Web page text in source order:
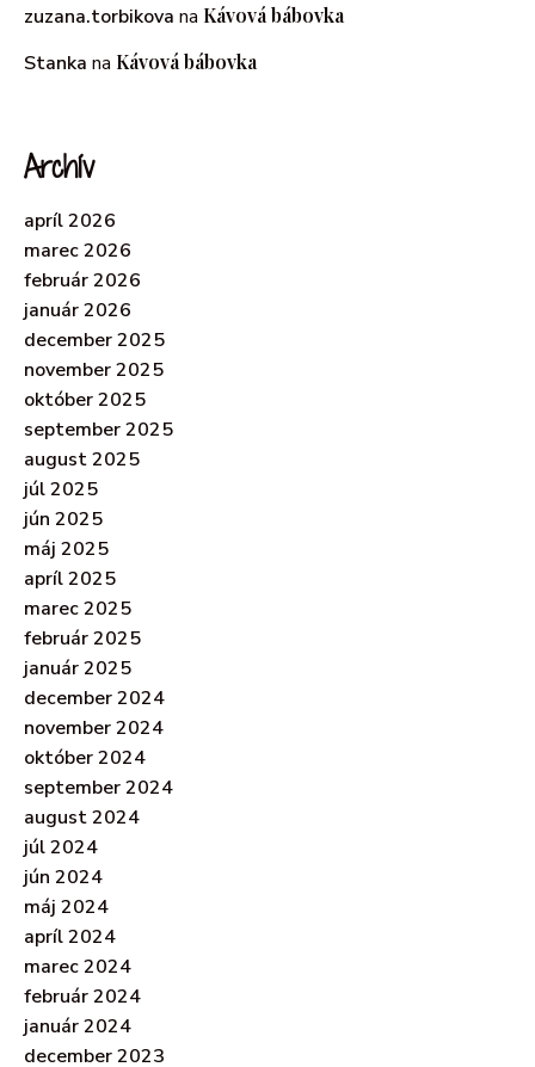
zuzana.torbikova na Kávová bábovka
Stanka na Kávová bábovka
Archív
apríl 2026
marec 2026
február 2026
január 2026
december 2025
november 2025
október 2025
september 2025
august 2025
júl 2025
jún 2025
máj 2025
apríl 2025
marec 2025
február 2025
január 2025
december 2024
november 2024
október 2024
september 2024
august 2024
júl 2024
jún 2024
máj 2024
apríl 2024
marec 2024
február 2024
január 2024
december 2023